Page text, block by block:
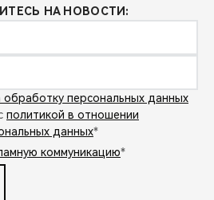
НА НОВОСТИ:
обработку персональных данных
политикой в отношении
данных*
коммуникацию*